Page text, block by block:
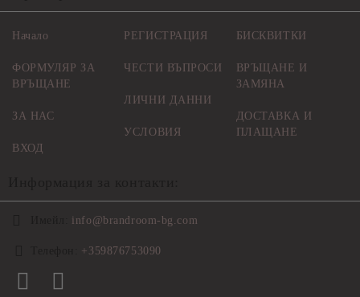
Начало
ФОРМУЛЯР ЗА
ВРЪЩАНЕ
ЗА НАС
ВХОД
РЕГИСТРАЦИЯ
ЧЕСТИ ВЪПРОСИ
ЛИЧНИ ДАННИ
УСЛОВИЯ
БИСКВИТКИ
ВРЪЩАНЕ И
ЗАМЯНА
ДОСТАВКА И
ПЛАЩАНЕ
info@brandroom-bg.com
+359876753090